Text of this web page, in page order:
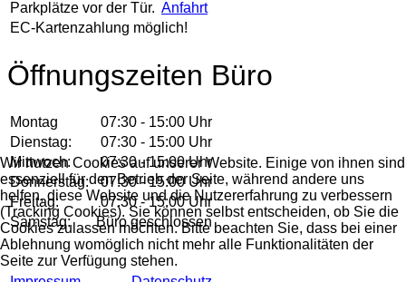
Parkplätze vor der Tür. Anfahrt
EC-Kartenzahlung möglich!
Öffnungszeiten Büro
Montag
07:30 - 15:00 Uhr
Dienstag:
07:30 - 15:00 Uhr
Mittwoch:
07:30 - 15:00 Uhr
Donnerstag: 07:30 - 15:00 Uhr
Freitag:
07:30 - 15:00 Uhr
Samstag:
Büro geschlossen
Wir nutzen Cookies auf unserer Website. Einige von ihnen sind
essenziell für den Betrieb der Seite, während andere uns
helfen, diese Website und die Nutzererfahrung zu verbessern
(Tracking Cookies). Sie können selbst entscheiden, ob Sie die
Cookies zulassen möchten. Bitte beachten Sie, dass bei einer
Ablehnung womöglich nicht mehr alle Funktionalitäten der
Seite zur Verfügung stehen.